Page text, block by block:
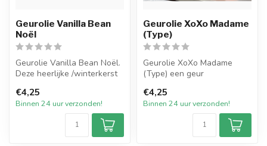
Geurolie Vanilla Bean
Noël
Geurolie Vanilla Bean Noël.
Deze heerlijke /winterkerst
€4,25
Binnen 24 uur verzonden!
Geurolie XoXo Madame
(Type)
Geurolie XoXo Madame
(Type) een geur
welbekende geure...
€4,25
Binnen 24 uur verzonden!